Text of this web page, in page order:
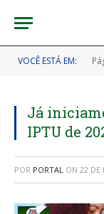
VOCÊ ESTÁ EM:
Já
IPTU de
POR PORTAL ON 22 DE